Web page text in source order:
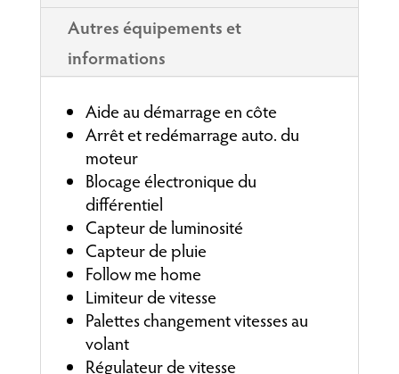
Autres équipements et
informations
Aide au démarrage en côte
Arrêt et redémarrage auto. du
moteur
Blocage électronique du
différentiel
Capteur de luminosité
Capteur de pluie
Follow me home
Limiteur de vitesse
Palettes changement vitesses au
volant
Régulateur de vitesse